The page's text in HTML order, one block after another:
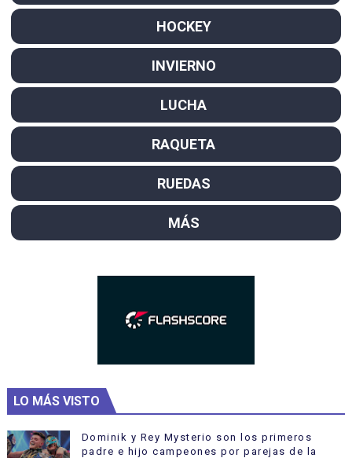
HOCKEY
INVIERNO
LUCHA
RAQUETA
RUEDAS
MÁS
LO MÁS VISTO
Dominik y Rey Mysterio son los primeros
padre e hijo campeones por parejas de la